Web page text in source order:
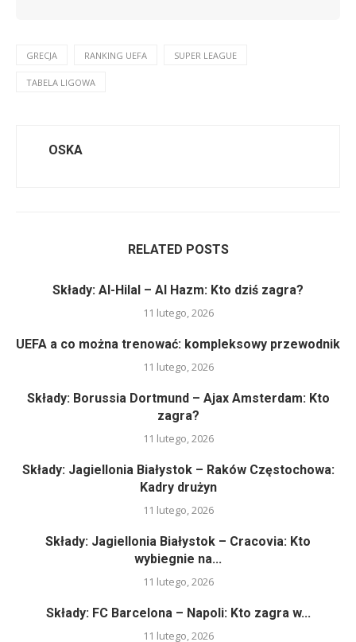
GRECJA RANKING UEFA SUPER LEAGUE
TABELA LIGOWA
OSKA
RELATED POSTS
Składy: Al-Hilal – Al Hazm: Kto dziś zagra?
11 lutego, 2026
UEFA a co można trenować: kompleksowy przewodnik
11 lutego, 2026
Składy: Borussia Dortmund – Ajax Amsterdam: Kto
zagra?
11 lutego, 2026
Składy: Jagiellonia Białystok – Raków Częstochowa:
Kadry drużyn
11 lutego, 2026
Składy: Jagiellonia Białystok – Cracovia: Kto
wybiegnie na...
11 lutego, 2026
Składy: FC Barcelona – Napoli: Kto zagra w...
11 lutego, 2026